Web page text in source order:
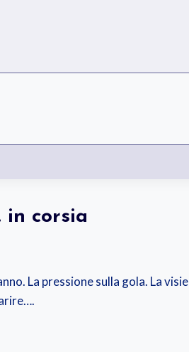
in corsia
La pressione sulla gola. La